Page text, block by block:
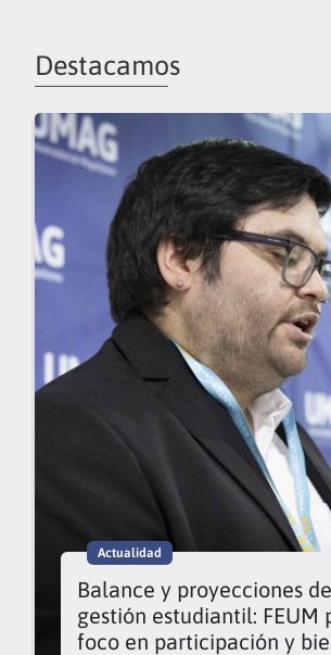
Destacamos
Actualidad
Balance y proyecciones
gestión estudiantil: FEUM
foco en participación y